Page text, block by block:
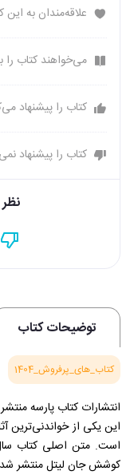
علاقه‌مندان به این
می‌خواهند کتاب را
کتاب را پیشنهاد
کتاب را پیشنهاد
توضیحات کتاب
کتاب_های_پرفروش_1404
انتشارات کتاب پارسه
این یکی از خواندنی‌ترین
است. متن اصلی کتاب
کوشش جان لیتل منتشر